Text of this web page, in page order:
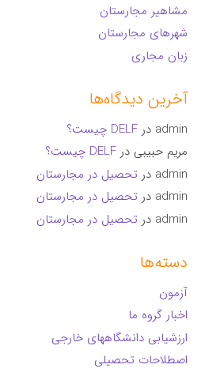
مشاهیر مجارستان
شهرهای مجارستان
زبان مجاری
آخرین دیدگاه‌ها
admin درDELF چیست؟
مریم حبیبی درDELF چیست؟
admin در تحصیل در مجارستان
admin در تحصیل در مجارستان
admin در تحصیل در مجارستان
دسته‌ها
آزمون
اخبار گروه ما
ارزشیابی دانشگاههای خارجی
اصطلاحات تحصیلی